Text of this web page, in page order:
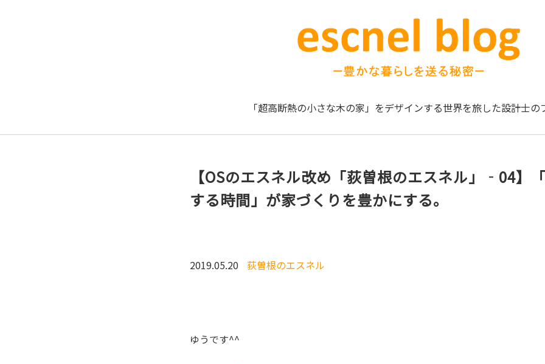
「超高断熱の小さな木の家」をデザインする世界を旅した設計士の
【OSのエスネル改め「荻曽根のエスネル」‐04】
する時間」が家づくりを豊かにする。
2019.05.20 荻曽根のエスネル
ゆうです^^